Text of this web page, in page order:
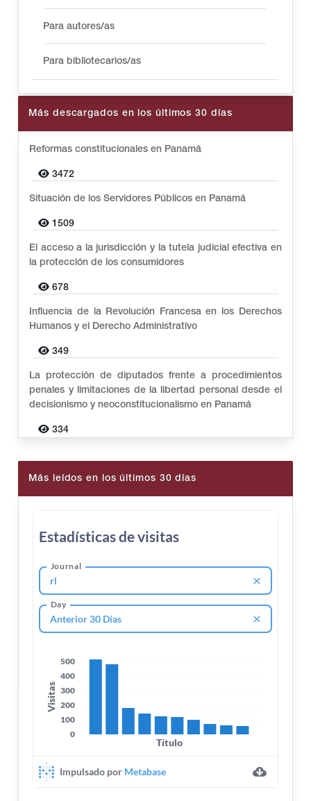
Para autores/as
Para bibliotecarios/as
Más descargados en los últimos 30 días
Reformas constitucionales en Panamá
3472
Situación de los Servidores Públicos en Panamá
1509
El acceso a la jurisdicción y la tutela judicial efectiva en
la protección de los consumidores
678
Influencia de la Revolución Francesa en los Derechos
Humanos y el Derecho Administrativo
349
La protección de diputados frente a procedimientos
penales y limitaciones de la libertad personal desde el
decisionismo y neoconstitucionalismo en Panamá
334
Más leídos en los últimos 30 días